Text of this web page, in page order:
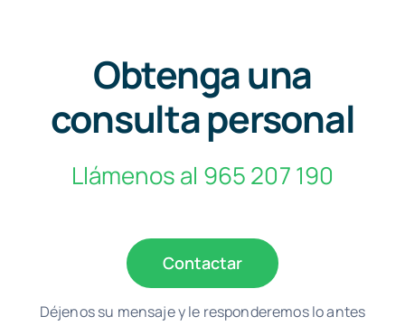
Obtenga una
consulta personal
Llámenos al 965 207 190
Contactar
Déjenos su mensaje y le responderemos lo antes